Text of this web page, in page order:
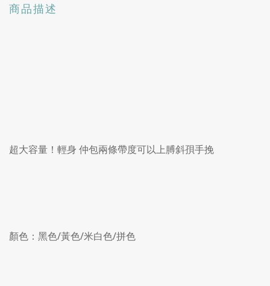
商品描述
超大容量！輕身 仲包兩條帶度可以上膊斜孭手挽
顏色：黑色/黃色/米白色/拼色